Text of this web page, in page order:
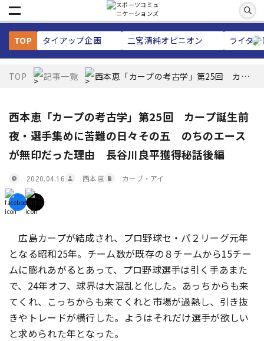
TOP タイアップ企画 二宮清純オピニオン ライタ
TOP 記事一覧 西本恵「カープの考古学」第25回 カー
西本恵「カープの考古学」第25回 カープ誕生前
夜・選手集めに苦難の日々その五 のちのエース
が無印だった理由 長谷川良平獲得秘話後編
2020.04.16 西本恵 カープ・アイ
広島カープが結成され、プロ野球セ・パ２リーグ元年
となる昭和25年。チーム数が既存の８チームから15チー
ムに膨れあがるとあって、プロ野球選手は引く手あまた
で、24年オフ、球界は大混乱と化した。あっちからも来
てくれ、こっちからも来てくれと市場が過熱し、引き抜
きやトレードが横行した。ようはそれだけ選手が欲しい
と求められた年となった。